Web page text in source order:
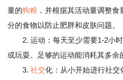
量的狗粮 ，并根据其活动量调整
分的食物以防止肥胖和皮肤问题。
2. 运动：每天至少需要1-2小时
或玩耍。足够的运动能消耗其多余
3. 社交化：从小开始进行社交